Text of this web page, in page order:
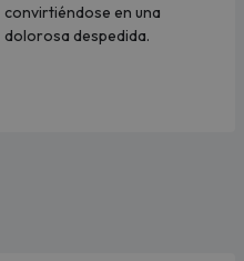
convirtiéndose en una
dolorosa despedida.